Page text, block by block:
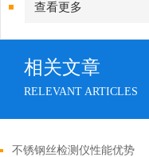
查看更多
相关文章
RELEVANT ARTICLES
不锈钢丝检测仪性能优势